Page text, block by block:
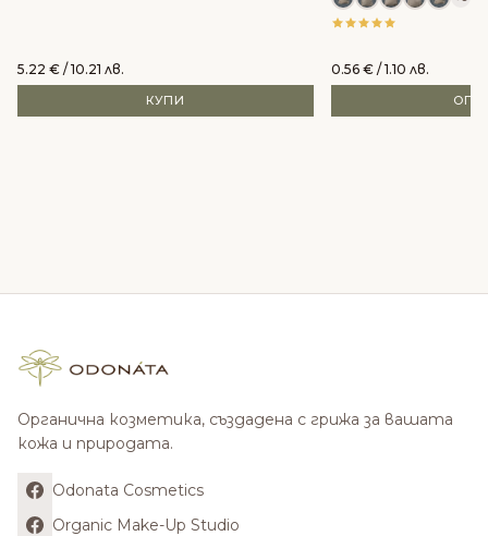
5.22 € / 10.21 лв.
КУПИ
0.56 € / 1.10 лв.
Органична козметика, създадена с грижа за вашата
кожа и природата.
Odonata Cosmetics
Organic Make-Up Studio